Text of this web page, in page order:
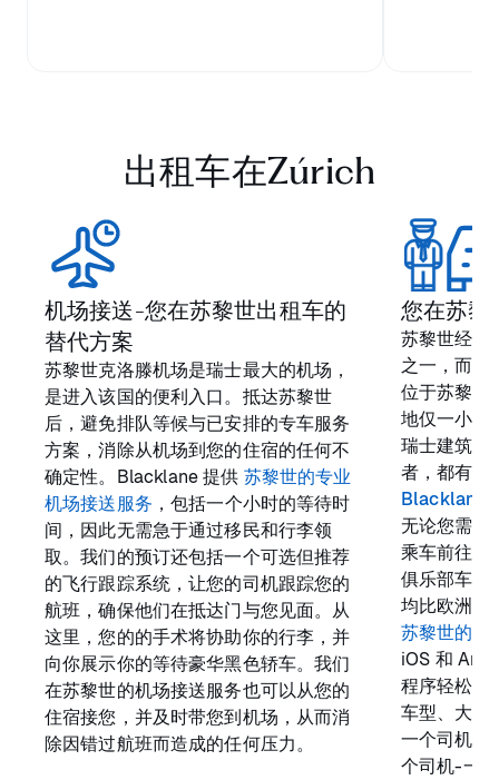
出租车在Zúrich
机场接送-您在苏黎世出租车的
替代方案
苏黎世克洛滕机场是瑞士最大的机场，
是进入该国的便利入口。抵达苏黎世
后，避免排队等候与已安排的专车服务
方案，消除从机场到您的住宿的任何不
确定性。Blacklane 提供 苏黎世的专业
机场接送服务 ，包括一个小时的等待时
间，因此无需急于通过移民和行李领
取。我们的预订还包括一个可选但推荐
的飞行跟踪系统，让您的司机跟踪您的
航班，确保他们在抵达门与您见面。从
这里，您的的手术将协助你的行李，并
向你展示你的等待豪华黑色轿车。我们
在苏黎世的机场接送服务也可以从您的
住宿接您，并及时带您到机场，从而消
除因错过航班而造成的任何压力。
您在苏黎
苏黎世经常
之一，而且
位于苏黎世
地仅一小时
瑞士建筑，
者，都有充
Blacklane
无论您需要
乘车前往重
俱乐部车程
均比欧洲其
苏黎世的五
iOS 和
程序轻松高
车型、大型
一个司机准
个司机-一